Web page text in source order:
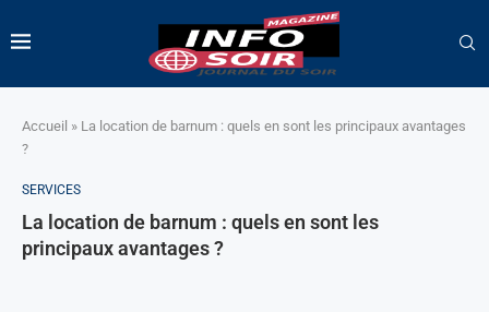
Accueil » La location de barnum : quels en sont les principaux avantages
?
SERVICES
La location de barnum : quels en sont les
principaux avantages ?